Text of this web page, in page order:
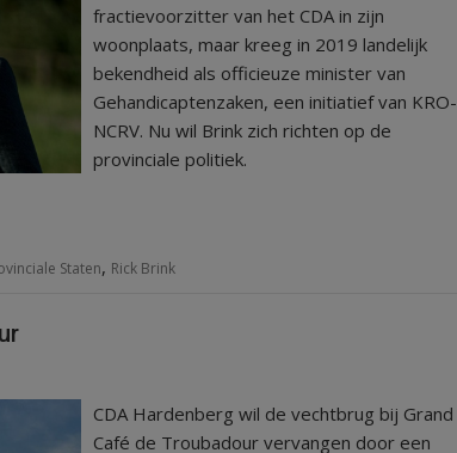
fractievoorzitter van het CDA in zijn
woonplaats, maar kreeg in 2019 landelijk
bekendheid als officieuze minister van
Gehandicaptenzaken, een initiatief van KRO-
NCRV. Nu wil Brink zich richten op de
provinciale politiek.
Staten, Rick Brink
CDA Hardenberg wil de vechtbrug bij Grand
Café de Troubadour vervangen door een